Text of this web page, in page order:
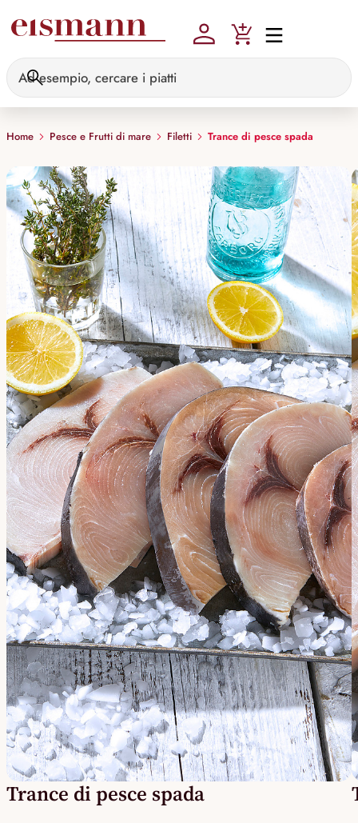
Home Pesce e Frutti di mare Filetti Trance di pesce spada
Trance di pesce spada